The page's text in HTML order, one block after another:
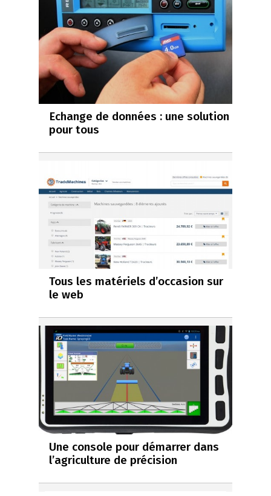
Echange de données : une solution
pour tous
Tous les matériels d’occasion sur
le web
Une console pour démarrer dans
l’agriculture de précision